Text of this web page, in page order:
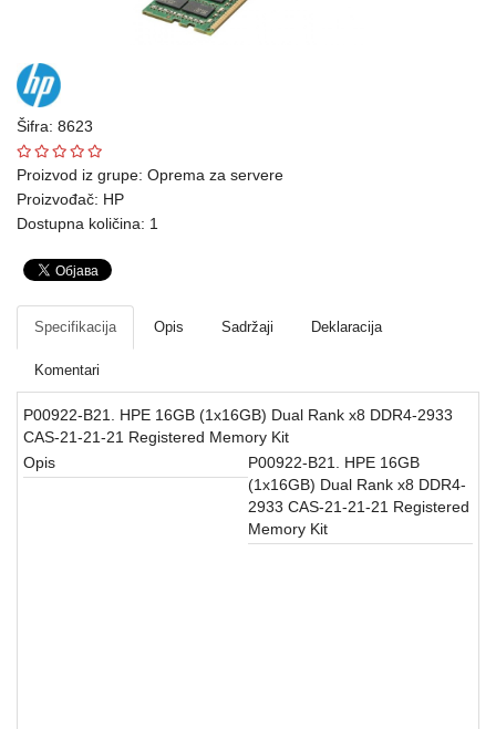
Telefoni
oprema
Mrežna
oprema
Gaming
Fotoaparati
i
kamere
Kućni
aparati
Šifra: 8623
Proizvod iz grupe: Oprema za servere
Proizvođač: HP
Dostupna količina: 1
Specifikacija Opis Sadržaji Deklaracija
Komentari
P00922-B21. HPE 16GB (1x16GB) Dual Rank x8 DDR4-2933
CAS-21-21-21 Registered Memory Kit
Opis
P00922-B21. HPE 16GB
(1x16GB) Dual Rank x8 DDR4-
2933 CAS-21-21-21 Registered
Memory Kit